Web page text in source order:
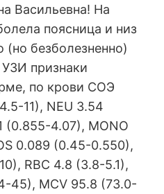
Васильевна! На
поясница и низ
(но безболезненно)
признаки
по крови СОЭ
11), NEU 3.54
(0.855-4.07), MONO
0.089 (0.45-0.550),
RBC 4.8 (3.8-5.1),
45), MCV 95.8 (73.0-